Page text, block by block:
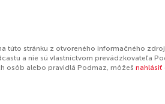
túto stránku z otvoreného informačného
a nie sú vlastníctvom prevádzkovateľa
osôb alebo pravidlá Podmaz, môžeš nahlásiť